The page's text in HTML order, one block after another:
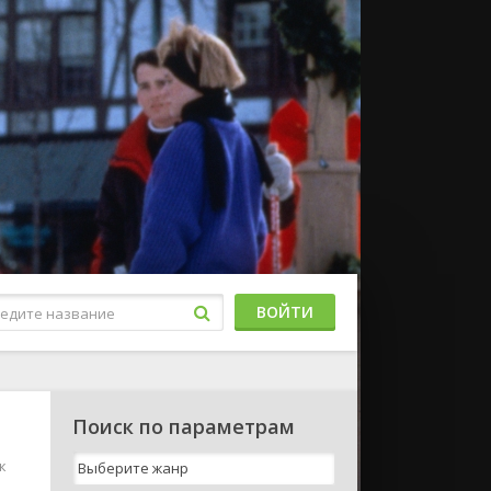
ВОЙТИ
Поиск по параметрам